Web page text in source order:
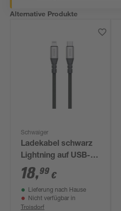
Alternative Produkte
Schwaiger
Ladekabel schwarz
Lightning auf USB-C
1,2 m
18,99 €
Lieferung nach Hause
Nicht verfügbar in
Troisdorf